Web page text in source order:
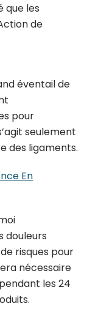
que les
de
éventail de
pour
seulement
des ligaments.
En
douleurs
risques pour
nécessaire
les 24